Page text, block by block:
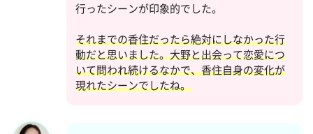
行ったシーンが印象的でした。
それまでの香住だったら絶対にしなかった行
動だと思いました。大野と出会って恋愛につ
いて問われ続けるなかで、香住自身の変化が
現れたシーンでしたね。